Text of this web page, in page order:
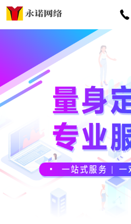
首页
APP开发
小程序开发
案例展示
新闻资讯
关于我们